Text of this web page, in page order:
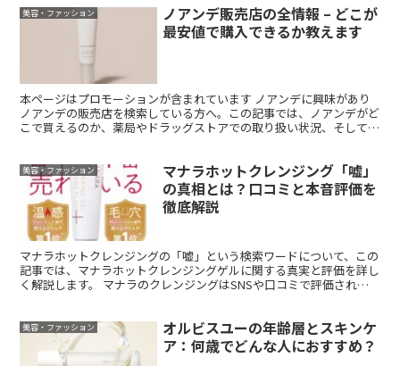
美容・ファッション
ノアンデ販売店の全情報 – どこが
最安値で購入できるか教えます
本ページはプロモーションが含まれています ノアンデに興味があり
ノアンデの販売店を検索している方へ。この記事では、ノアンデがど
こで買えるのか、薬局やドラッグストアでの取り扱い状況、そして最
美容・ファッション
マナラホットクレンジング「嘘」
の真相とは？口コミと本音評価を
徹底解説
マナラホットクレンジングの「嘘」という検索ワードについて、この
記事では、マナラホットクレンジングゲルに関する真実と評価を詳し
く解説します。 マナラのクレンジングはSNSや口コミで評価される
美容・ファッション
オルビスユーの年齢層とスキンケ
ア：何歳でどんな人におすすめ？